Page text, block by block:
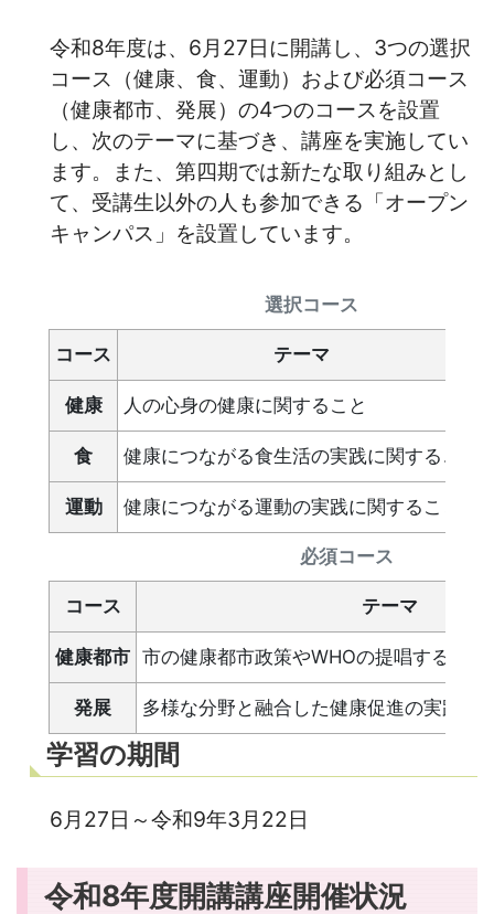
令和8年度は、6月27日に開講し、3つの選択
コース（健康、食、運動）および必須コース
（健康都市、発展）の4つのコースを設置
し、次のテーマに基づき、講座を実施してい
ます。また、第四期では新たな取り組みとし
て、受講生以外の人も参加できる「オープン
キャンパス」を設置しています。
選択コース
コース テーマ
健康 人の心身の健康に関すること
食 健康につながる食生活の実践に関すること
運動 健康につながる運動の実践に関すること
必須コース
コース テーマ
健康都市 市の健康都市政策やWHOの提唱する健
発展 多様な分野と融合した健康促進の実践に
学習の期間
6月27日～令和9年3月22日
令和8年度開講講座開催状況